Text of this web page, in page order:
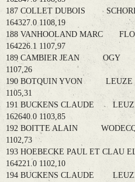
187 COLLET DUBOIS
164327.0 1108,19
188 VANHOOLAND MARC
164226.1 1107,97
189 CAMBIER JEAN OGY
1107,26
190 BOTQUIN YVON LEUZE
1105,31
191 BUCKENS CLAUDE
162640.0 1103,85
192 BOITTE ALAIN
1102,73
193 HOEBECKE PAUL ET
164221.0 1102,10
194 BUCKENS CLAUDE